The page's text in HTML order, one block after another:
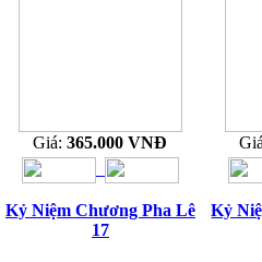
Giá:365.000 VNĐ
Kỷ Niệm Chương Pha Lê
17
Kỷ